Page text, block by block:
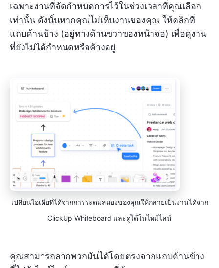
เฉพาะงานที่จัดกำหนดการไว้ในช่วงเวลาที่คุณเลือก
เท่านั้น ดังนั้นหากคุณไม่เห็นงานของคุณ ให้คลิกที่
แถบด้านข้าง (อยู่ทางด้านขวาของหน้าจอ) เพื่อดูงาน
ที่ยังไม่ได้กำหนดหรือค้างอยู่
เปลี่ยนไอเดียที่ได้จากการระดมสมองของคุณให้กลายเป็นงานได้จาก
ClickUp Whiteboard และดูได้ในไทม์ไลน์
คุณสามารถลากพวกมันได้โดยตรงจากแถบด้านข้าง